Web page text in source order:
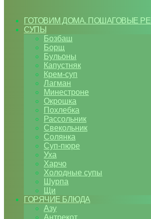
ГОТОВИМ ДОМА. ПОШАГОВЫЕ
СУПЫ
Бозбаш
Борщ
Бульоны
Капустняк
Крем-суп
Лагман
Минестроне
Окрошка
Похлебка
Рассольник
Свекольник
Солянка
Суп-пюре
Уха
Харчо
Холодные супы
Шурпа
Щи
ГОРЯЧИЕ БЛЮДА
Азу
Антрекот